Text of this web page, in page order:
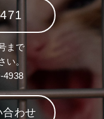
まで
い。
4938
合わせ